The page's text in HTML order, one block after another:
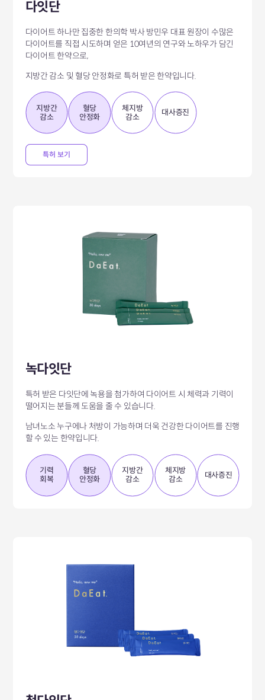
다잇단
다이어트 하나만 집중한 한의학 박사 방민우 대표 원장이 수많은
다이어트를 직접 시도하며 얻은 10여년의 연구와 노하우가 담긴
다이어트 한약으로,
지방간 감소 및 혈당 안정화로 특허 받은 한약입니다.
지방간
감소
혈당
안정화
체지방
감소
대사증진
특허 보기
녹다잇단
특허 받은 다잇단에 녹용을 첨가하여 다이어트 시 체력과 기력이
떨어지는 분들께 도움을 줄 수 있습니다.
남녀노소 누구에나 처방이 가능하며 더욱 건강한 다이어트를 진행
할 수 있는 한약입니다.
기력
회복
혈당
안정화
지방간
감소
체지방
감소
대사증진